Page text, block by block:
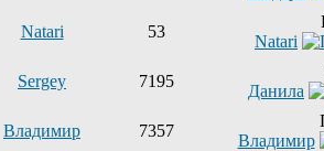
Natari 53
Natari
Sergey 7195
Данила
Владимир 7357
Владимир